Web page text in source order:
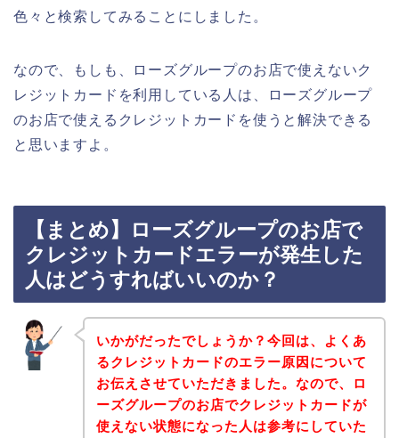
色々と検索してみることにしました。
なので、もしも、ローズグループのお店で使えないク
レジットカードを利用している人は、ローズグループ
のお店で使えるクレジットカードを使うと解決できる
と思いますよ。
【まとめ】ローズグループのお店で
クレジットカードエラーが発生した
人はどうすればいいのか？
いかがだったでしょうか？今回は、よくあ
るクレジットカードのエラー原因について
お伝えさせていただきました。なので、ロ
ーズグループのお店でクレジットカードが
使えない状態になった人は参考にしていた